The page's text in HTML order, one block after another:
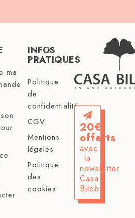
ma
INFOS
PRATIQUES
Politique
de
confidentialité
CGV
Mentions
légales
Politique
des
cookies
20€
offerts
avec
la
newsletter
Casa
Biloba